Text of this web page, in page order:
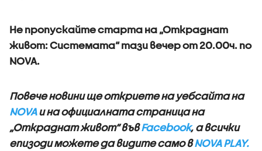
Не пропускайте старта на „Откраднат
живот: Системата“ тази вечер от 20.00ч. по
NOVA.
Повече новини ще откриете на уебсайта на
NOVAи на официалната страница на
„Откраднат живот“ въвFacebook, а всички
епизоди можете да видите само вNOVA PLAY.